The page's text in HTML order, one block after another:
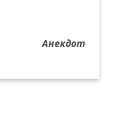
Анекдот